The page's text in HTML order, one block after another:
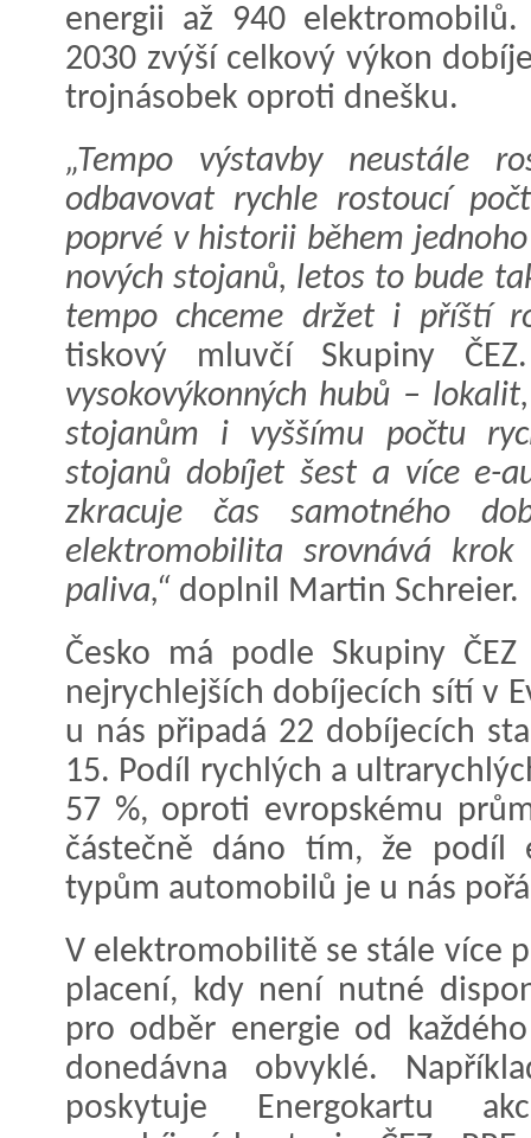
energii až 940
2030 zvýší celkový výkon
trojnásobek oproti dnešku.
„Tempo výstavby neustále
odbavovat rychle rostoucí
poprvé v historii během
nových stojanů, letos to bude
tempo chceme držet i příští
tiskový mluvčí Skupiny
vysokovýkonných hubů –
stojanům i vyššímu počtu
stojanů dobíjet šest a více e-
zkracuje čas samotného
elektromobilita srovnává
paliva,“ doplnil Martin Schreier.
Česko má podle Skupiny
nejrychlejších dobíjecích sítí v
u nás připadá 22 dobíjecích
15. Podíl rychlých a
57 %, oproti evropskému
částečně dáno tím, že podíl
typům automobilů je u nás
V elektromobilitě se stále více
placení, kdy není nutné
pro odběr energie od
donedávna obvyklé.
poskytuje Energokartu